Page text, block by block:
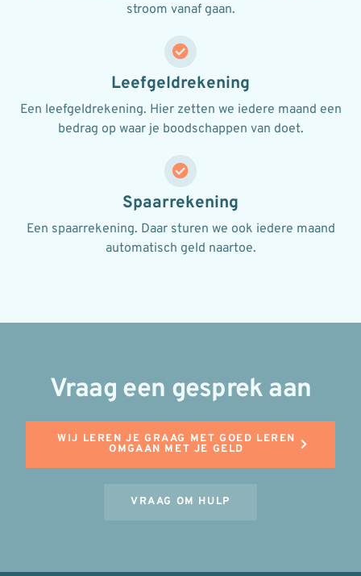
stroom vanaf gaan.
Leefgeldrekening
Een leefgeldrekening. Hier zetten we iedere maand een
bedrag op waar je boodschappen van doet.
Spaarrekening
Een spaarrekening. Daar sturen we ook iedere maand
automatisch geld naartoe.
Vraag een gesprek aan
WIJ LEREN JE GRAAG MET GOED LEREN
OMGAAN MET JE GELD
VRAAG OM HULP